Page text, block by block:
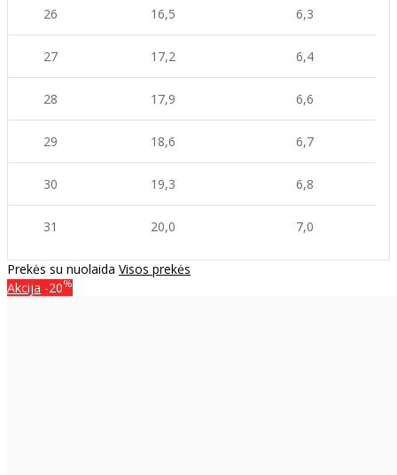
26 16,5 6,3
27 17,2 6,4
28 17,9 6,6
29 18,6 6,7
30 19,3 6,8
31 20,0 7,0
Prekės su nuolaida Visos prekės
Akcija -20%